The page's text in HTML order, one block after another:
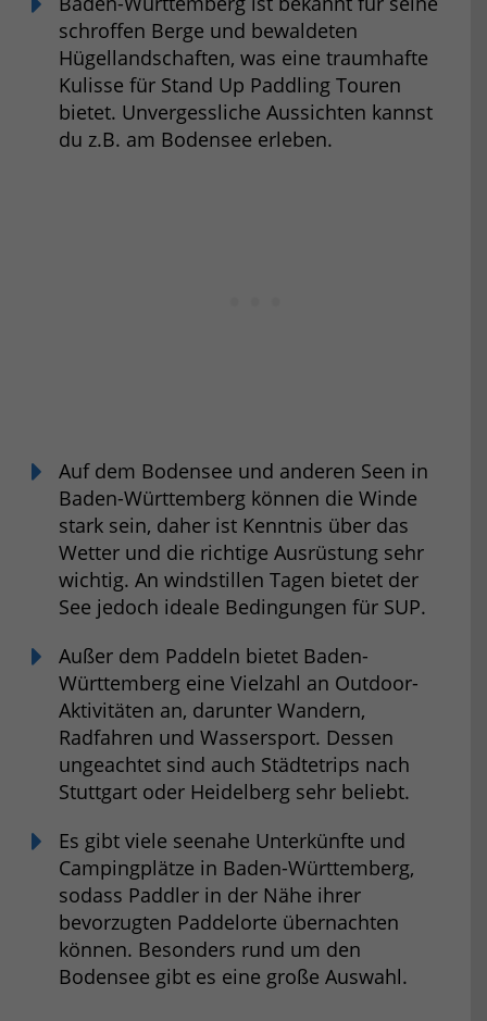
schroffen Berge und bewaldeten
Hügellandschaften, was eine traumhafte
Kulisse für Stand Up Paddling Touren
bietet. Unvergessliche Aussichten kannst
du z.B. am Bodensee erleben.
Auf dem Bodensee und anderen Seen in
Baden-Württemberg können die Winde
stark sein, daher ist Kenntnis über das
Wetter und die richtige Ausrüstung sehr
wichtig. An windstillen Tagen bietet der
See jedoch ideale Bedingungen für SUP.
Außer dem Paddeln bietet Baden-
Württemberg eine Vielzahl an Outdoor-
Aktivitäten an, darunter Wandern,
Radfahren und Wassersport. Dessen
ungeachtet sind auch Städtetrips nach
Stuttgart oder Heidelberg sehr beliebt.
Es gibt viele seenahe Unterkünfte und
Campingplätze in Baden-Württemberg,
sodass Paddler in der Nähe ihrer
bevorzugten Paddelorte übernachten
können. Besonders rund um den
Bodensee gibt es eine große Auswahl.